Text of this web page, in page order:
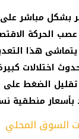
بشكل مباشر
الحركة
يتماشى هذا
اختلالات
الضغط على
بأسعار منطقية
السوق المحلي